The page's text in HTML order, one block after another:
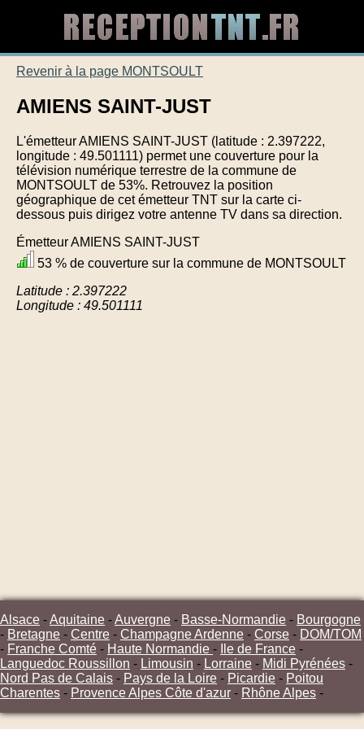
Revenir à la page MONTSOULT
AMIENS SAINT-JUST
L'émetteur AMIENS SAINT-JUST (latitude : 2.397222,
longitude : 49.501111) permet une couverture pour la
télévision numérique terrestre de la commune de
MONTSOULT de 53%. Retrouvez la position
géographique de cet émetteur TNT sur la carte ci-
dessous puis dirigez votre antenne TV dans sa direction.
Émetteur AMIENS SAINT-JUST
53 % de couverture sur la commune de MONTSOULT
Latitude : 2.397222
Longitude : 49.501111
Alsace -Aquitaine -Auvergne - Basse-Normandie - Bourgogne
- Bretagne - Centre - Champagne Ardenne - Corse - DOM/TOM
- Franche Comté - Haute Normandie - Ile de France -
Languedoc Roussillon - Limousin - Lorraine - Midi Pyrénées -
Nord Pas de Calais - Pays de la Loire - Picardie - Poitou
Charentes - Provence Alpes Côte d'azur - Rhône Alpes -